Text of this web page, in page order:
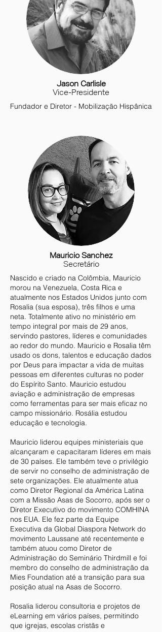
Jason Carlisle
Vice-Presidente
Fundador e Diretor - Mobilização Hispânica
Mauricio Sanchez
Secretário
Nascido e criado na Colômbia, Mauricio
morou na Venezuela, Costa Rica e
atualmente nos Estados Unidos junto com
Rosalia (sua esposa), três filhos e uma
neta. Totalmente ativo no ministério em
tempo integral por mais de 29 anos,
servindo pastores, líderes e comunidades
ao redor do mundo. Mauricio e Rosalia têm
usado os dons, talentos e educação dados
por Deus para impactar a vida de muitas
pessoas em diferentes culturas no poder
do Espírito Santo. Mauricio estudou
aviação e administração de empresas
como ferramentas para ser mais eficaz no
campo missionário. Rosália estudou
educação e tecnologia.
Mauricio liderou equipes ministeriais que
alcançaram e capacitaram líderes em mais
de 30 países. Ele também teve o privilégio
de servir no conselho de administração de
sete organizações. Ele atualmente atua
como Diretor Regional da América Latina
com a Missão Asas de Socorro, após ser o
Diretor Executivo do movimento COMHINA
nos EUA. Ele fez parte da Equipe
Executiva da Global Diaspora Network do
movimento Laussane até recentemente e
também atuou como Diretor de
Administração do Seminário Thirdmill e foi
membro do conselho de administração da
Mies Foundation até a transição para sua
posição atual na Asas de Socorro.
Rosalia liderou consultoria e projetos de
eLearning em vários países, permitindo
que igrejas, escolas cristãs e